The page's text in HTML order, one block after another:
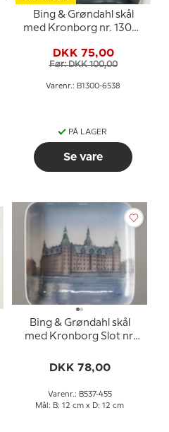
Bing & Grøndahl skål
med Kronborg nr. 1300-
DKK 75,00
Før: DKK 100,00
Varenr.: B1300-6538
PÅ LAGER
Se vare
Bing & Grøndahl skål
med Kronborg Slot nr.
DKK 78,00
Varenr.: B537-455
Mål: B: 12 cm x D: 12 cm